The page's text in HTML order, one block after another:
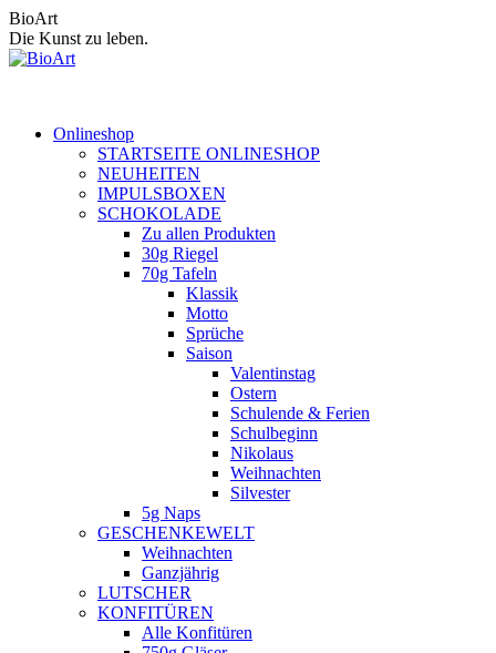
Zum
Inhalt
springen
BioArt
Die Kunst zu leben.
Onlineshop
STARTSEITE ONLINESHOP
NEUHEITEN
IMPULSBOXEN
SCHOKOLADE
Zu allen Produkten
30g Riegel
70g Tafeln
Klassik
Motto
Sprüche
Saison
Valentinstag
Ostern
Schulende & Ferien
Schulbeginn
Nikolaus
Weihnachten
Silvester
5g Naps
GESCHENKEWELT
Weihnachten
Ganzjährig
LUTSCHER
KONFITÜREN
Alle Konfitüren